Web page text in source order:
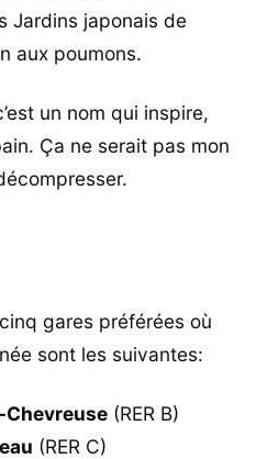
Jardins japonais de
aux poumons.
un nom qui inspire,
Ça ne serait pas mon
gares préférées où
sont les suivantes:
Chevreuse (RER B)
(RER C)